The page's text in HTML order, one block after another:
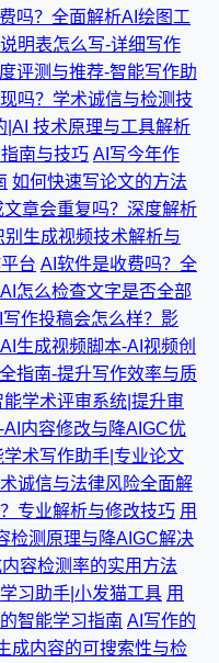
吗？全面解析AI绘图工
明表怎么写-详细写作
评测与推荐-智能写作助
吗？学术诚信与检测技
|AI 技术原理与工具解析
南与技巧 AI写今年作
如何快速写论文的方法
文章会重复吗？深度解析
别生成视频技术解析与
台 AI软件是收费吗？全
AI怎么检查文字是否全部
写作投稿会怎么样？影
生成视频脚本-AI视频创
指南-提升写作效率与质
学术评审系统|提升审
内容修改与降AIGC优
术写作助手|专业论文
诚信与法律风险全面解
专业解析与修改技巧 用
检测原理与降AIGC解决
容检测率的实用方法
习助手|小发猫工具 用
智能学习指南 AI写作的
成内容的可搜索性与检